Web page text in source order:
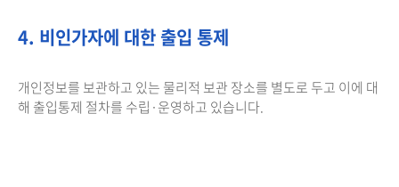
4. 비인가자에 대한 출입 통제
개인정보를 보관하고 있는 물리적 보관 장소를 별도로 두고 이에 대
해 출입통제 절차를 수립·운영하고 있습니다.